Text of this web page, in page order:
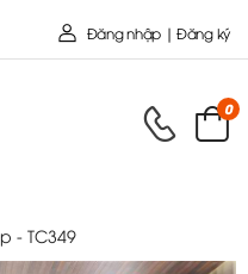
Chào mừng bạn đến với Nội
Đăng nhập | Đăng ký
0
- TC349